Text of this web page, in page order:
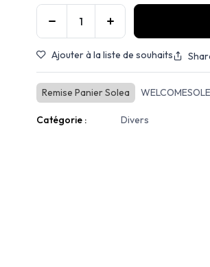
Ajouter à la liste de souhaits
Remise Panier Solea
Catégorie : Divers